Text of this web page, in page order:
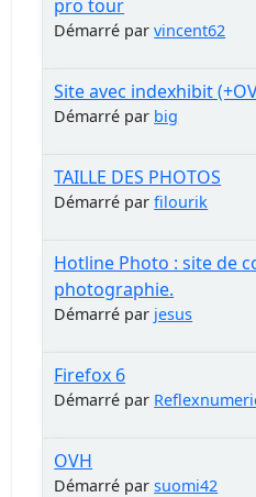
pro tour
Démarré parvincent62
Site avec indexhibit
Démarré par big
TAILLE DES PHOTOS
Démarré parfilourik
Hotline Photo : site de
photographie.
Démarré par jesus
Firefox 6
Démarré par
OVH
Démarré parsuomi42